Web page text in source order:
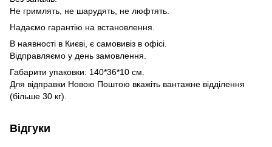
Не гримлять, не шарудять, не люфтять.
Надаємо гарантію на встановлення.
В наявності в Києві, є самовивіз в офісі.
Відправляємо у день замовлення.
Габарити упаковки: 140*36*10 см.
Для відправки Новою Поштою вкажіть вантажне відділення
(більше 30 кг).
Відгуки